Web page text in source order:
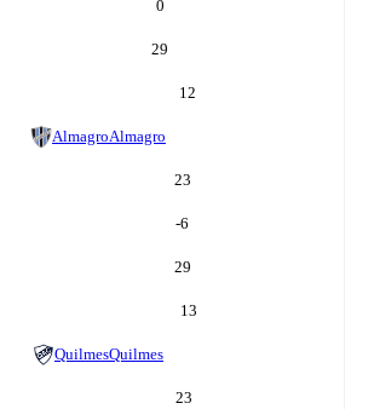
0
29
12
AlmagroAlmagro
23
-6
29
13
QuilmesQuilmes
23